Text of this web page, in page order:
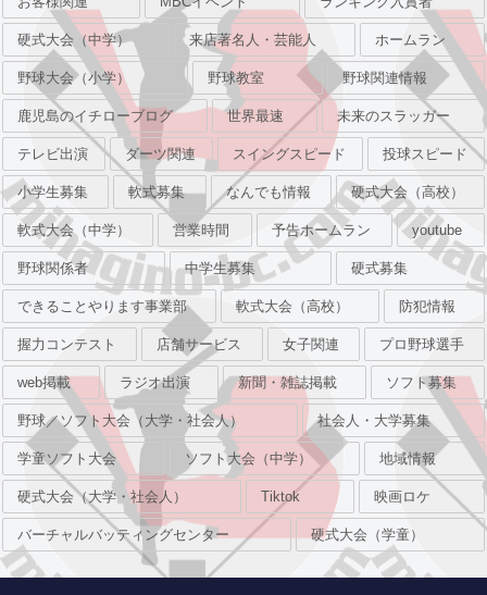
硬式大会（中学） 来店著名人・芸能人 ホームラン
野球大会（小学） 野球教室 野球関連情報
鹿児島のイチローブログ 世界最速 未来のスラッガー
テレビ出演 ダーツ関連 スイングスピード 投球スピード
小学生募集 軟式募集 なんでも情報 硬式大会（高校）
軟式大会（中学） 営業時間 予告ホームラン youtube
野球関係者 中学生募集 硬式募集
できることやります事業部 軟式大会（高校） 防犯情報
握力コンテスト 店舗サービス 女子関連 プロ野球選手
web掲載 ラジオ出演 新聞・雑誌掲載 ソフト募集
野球／ソフト大会（大学・社会人） 社会人・大学募集
学童ソフト大会 ソフト大会（中学） 地域情報
硬式大会（大学・社会人） Tiktok 映画ロケ
バーチャルバッティングセンター 硬式大会（学童）